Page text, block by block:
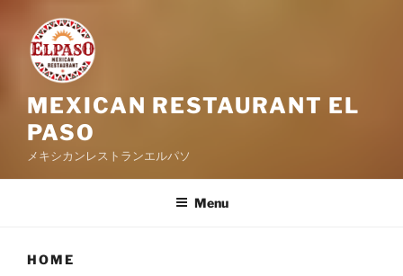
MEXICAN RESTAURANT EL
PASO
メキシカンレストランエルパソ
Menu
HOME